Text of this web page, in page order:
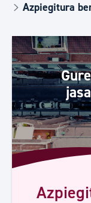
Azpiegitura